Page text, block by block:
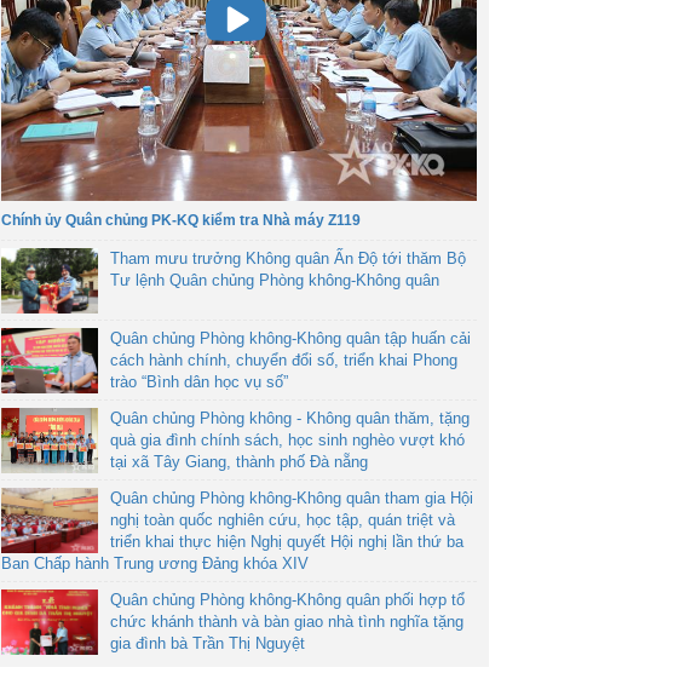
Chính ủy Quân chủng PK-KQ kiểm tra Nhà máy Z119
Tham mưu trưởng Không quân Ấn Độ tới thăm Bộ
Tư lệnh Quân chủng Phòng không-Không quân
Quân chủng Phòng không-Không quân tập huấn cải
cách hành chính, chuyển đổi số, triển khai Phong
trào “Bình dân học vụ số”
Quân chủng Phòng không - Không quân thăm, tặng
quà gia đình chính sách, học sinh nghèo vượt khó
tại xã Tây Giang, thành phố Đà nẵng
Quân chủng Phòng không-Không quân tham gia Hội
nghị toàn quốc nghiên cứu, học tập, quán triệt và
triển khai thực hiện Nghị quyết Hội nghị lần thứ ba
Ban Chấp hành Trung ương Đảng khóa XIV
Quân chủng Phòng không-Không quân phối hợp tổ
chức khánh thành và bàn giao nhà tình nghĩa tặng
gia đình bà Trần Thị Nguyệt